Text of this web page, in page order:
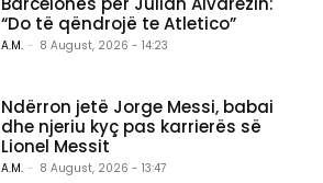
“Do të qëndrojë te Atletico”
A.M. - 8 August, 2026 - 14:23
Ndërron jetë Jorge Messi, babai
dhe njeriu kyç pas karrierës së
Lionel Messit
A.M. - 8 August, 2026 - 13:47